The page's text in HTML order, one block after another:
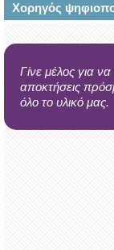
Χορηγός
Γίνε μέλος για να
αποκτήσεις
όλο το υλικό μας.